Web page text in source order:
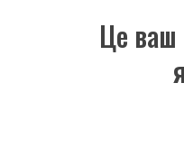
Це ваш